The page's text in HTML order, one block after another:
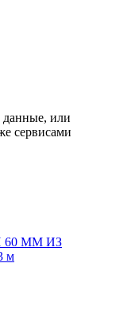
данные, или
сервисами
ММ ИЗ
м